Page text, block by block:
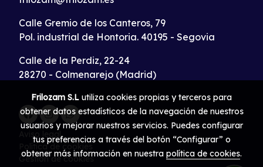
Calle Gremio de los Canteros, 79
Pol. industrial de Hontoria. 40195 - Segovia
Calle de la Perdiz, 22-24
28270 - Colmenarejo (Madrid)
Aviso legal
Política de cookies
Gestión de cookies
Frilozam S.L utiliza cookies propias y terceros para
obtener datos estadísticos de la navegación de nuestros
usuarios y mejorar nuestros servicios. Puedes configurar
tus preferencias a través del botón “Configurar” o
obtener más información en nuestra política de cookies.